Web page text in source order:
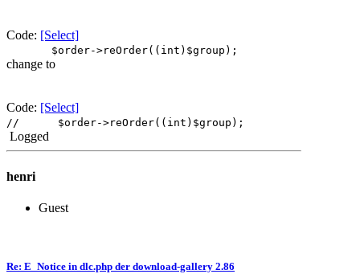
Code: [Select]
$order->reOrder((int)$group);
change to
Code: [Select]
// $order->reOrder((int)$group);
Logged
henri
Guest
Re: E_Notice in dlc.php der download-gallery 2.86